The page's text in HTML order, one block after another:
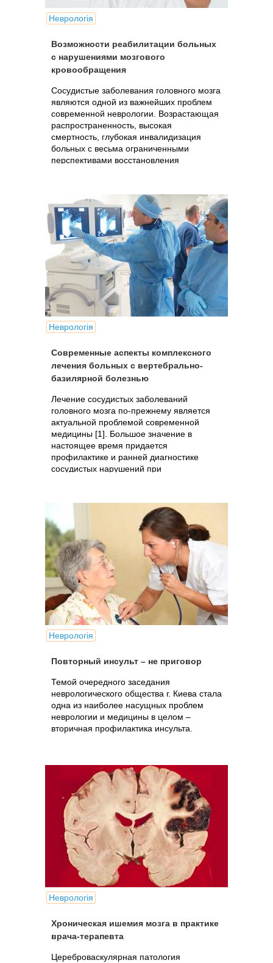
Неврологія
Возможности реабилитации больных
с нарушениями мозгового
кровообращения
Сосудистые заболевания головного мозга
являются одной из важнейших проблем
современной неврологии. Возрастающая
распространенность, высокая
смертность, глубокая инвалидизация
больных с весьма ограниченными
перспективами восстановления
Неврологія
Современные аспекты комплексного
лечения больных с вертебрально-
базилярной болезнью
Лечение сосудистых заболеваний
головного мозга по-прежнему является
актуальной проблемой современной
медицины [1]. Большое значение в
настоящее время придается
профилактике и ранней диагностике
сосудистых нарушений при
Неврологія
Повторный инсульт – не приговор
Темой очередного заседания
неврологического общества г. Киева стала
одна из наиболее насущных проблем
неврологии и медицины в целом –
вторичная профилактика инсульта.
Неврологія
Хроническая ишемия мозга в практике
врача-терапевта
Цереброваскулярная патология